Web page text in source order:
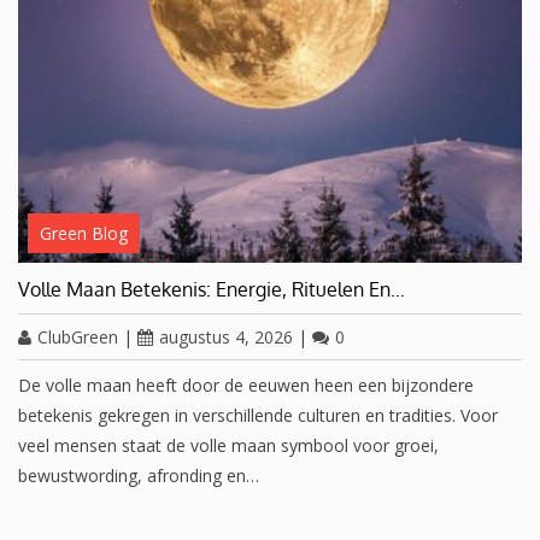
Green Blog
Volle Maan Betekenis: Energie, Rituelen En…
ClubGreen | augustus 4, 2026 | 0
De volle maan heeft door de eeuwen heen een bijzondere
betekenis gekregen in verschillende culturen en tradities. Voor
veel mensen staat de volle maan symbool voor groei,
bewustwording, afronding en…